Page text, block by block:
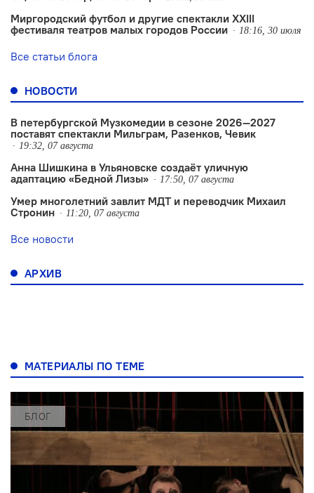
Миргородский футбол и другие спектакли XXIII
фестиваля театров малых городов России
18:16, 30 июля
Все статьи блога
НОВОСТИ
В петербургской Музкомедии в сезоне 2026—2027
поставят спектакли Мильграм, Разенков, Чевик
19:32, 07 августа
Анна Шишкина в Ульяновске создаëт уличную
адаптацию «Бедной Лизы»
17:50, 07 августа
Умер многолетний завлит МДТ и переводчик Михаил
Стронин
11:20, 07 августа
Все новости
АРХИВ
МАТЕРИАЛЫ ПО ТЕМЕ
БЛОГ